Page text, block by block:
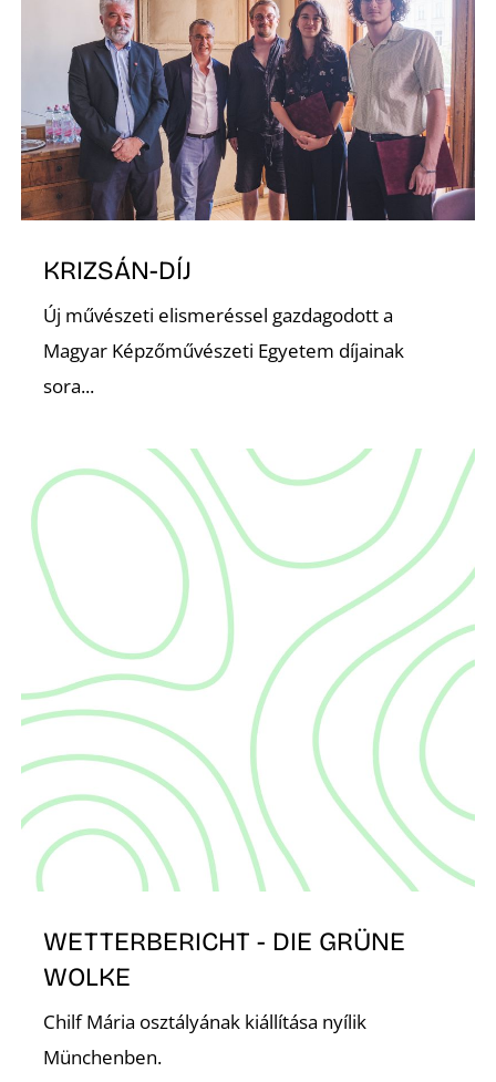
KRIZSÁN-DÍJ
Új művészeti elismeréssel gazdagodott a
Magyar Képzőművészeti Egyetem díjainak
sora...
WETTERBERICHT - DIE GRÜNE
WOLKE
Chilf Mária osztályának kiállítása nyílik
Münchenben.